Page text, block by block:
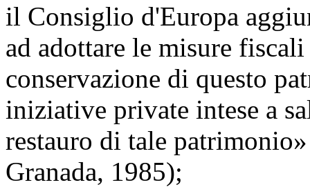
il Consiglio d'Europa
ad adottare le misure
conservazione di questo
iniziative private intese a
restauro di tale
Granada, 1985);